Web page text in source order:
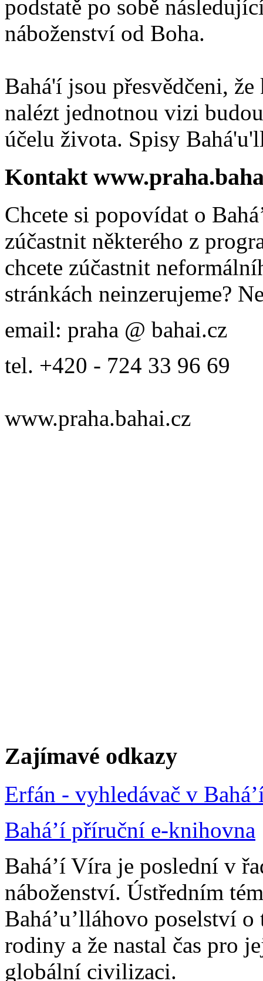
podstatě po sobě
náboženství od Boha.
Bahá'í jsou přesvědčeni,
nalézt jednotnou vizi
účelu života. Spisy
Kontakt
Chcete si popovídat o
zúčastnit některého z
chcete zúčastnit
stránkách neinzerujeme?
email: praha @ bahai.cz
tel. +420 - 724 33 96 69
www.praha.bahai.cz
Zajímavé odkazy
Erfán - vyhledávač v
Bahá’í příruční e-knihovna
Bahá’í Víra je poslední v
náboženství. Ústředním
Bahá’u’lláhovo poselství
rodiny a že nastal čas pro
globální civilizaci.